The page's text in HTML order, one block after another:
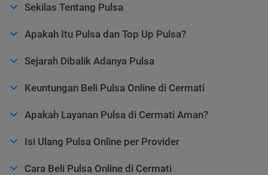
Sekilas Tentang Pulsa
Apakah Itu Pulsa dan Top Up Pulsa?
Sejarah Dibalik Adanya Pulsa
Keuntungan Beli Pulsa Online di Cermati
Apakah Layanan Pulsa di Cermati Aman?
Isi Ulang Pulsa Online per Provider
Cara Beli Pulsa Online di Cermati